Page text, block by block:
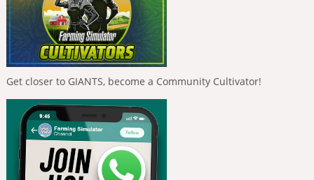
Get closer to GIANTS, become a Community Cultivator!